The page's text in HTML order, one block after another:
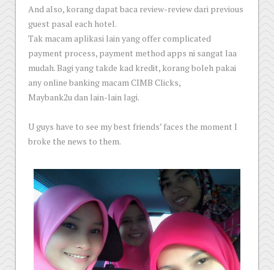
And also, korang dapat baca review-review dari previous
guest pasal each hotel.
Tak macam aplikasi lain yang offer complicated
payment process, payment method apps ni sangat laa
mudah. Bagi yang takde kad kredit, korang boleh pakai
any online banking macam CIMB Clicks,
Maybank2u dan lain-lain lagi.
U guys have to see my best friends’ faces the moment I
broke the news to them.